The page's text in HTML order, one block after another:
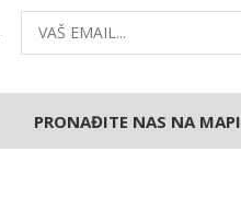
PRONAĐITE NAS NA MAPI